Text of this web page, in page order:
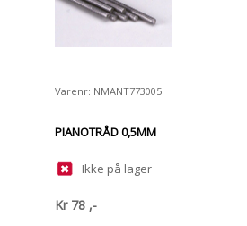
Varenr: NMANT773005
PIANOTRÅD 0,5MM
Ikke på lager
Kr 78 ,-